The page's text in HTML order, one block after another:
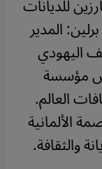
للديانات
المدير
اليهودي
مؤسسة
العالم.
الألمانية
والثقافة.